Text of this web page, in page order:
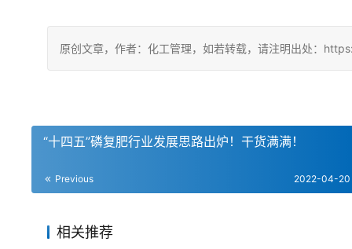
原创文章，作者：化工管理，如若转载，请注明出处：
“十四五”磷复肥行业发展思路出炉！干货满满！
Previous 2022-04-20
相关推荐